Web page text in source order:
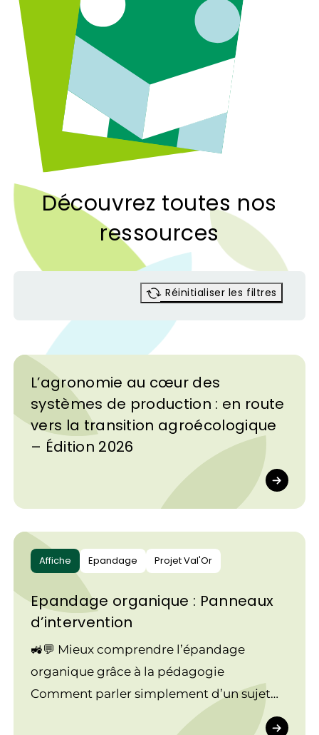
Découvrez toutes nos
ressources
Réinitialiser les filtres
L’agronomie au cœur des
systèmes de production : en route
vers la transition agroécologique
– Édition 2026
Affiche Epandage Projet Val'Or
Epandage organique : Panneaux
d’intervention
🚜💬 Mieux comprendre l’épandage
organique grâce à la pédagogie
Comment parler simplement d’un sujet
technique comme l’épandage organique